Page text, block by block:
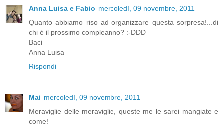
Anna Luisa e Fabio mercoledì, 09 novembre, 2011
Quanto abbiamo riso ad organizzare questa sorpresa!...di
chi è il prossimo compleanno? :-DDD
Baci
Anna Luisa
Rispondi
Mai mercoledì, 09 novembre, 2011
Meraviglie delle meraviglie, queste me le sarei mangiate e
come!